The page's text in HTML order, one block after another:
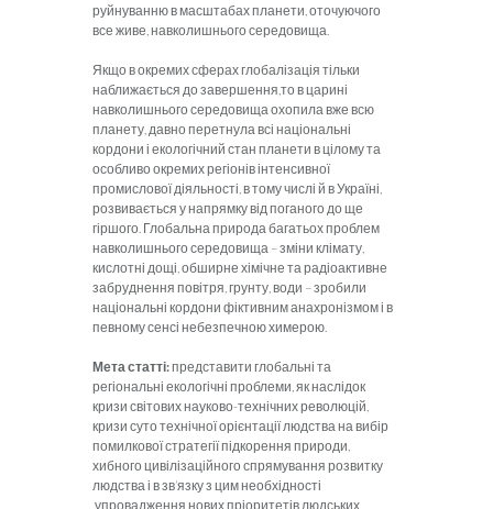
руйнуванню в масштабах планети, оточуючого
все живе, навколишнього середовища.
Якщо в окремих сферах глобалізація тільки
наближається до завершення,то в царині
навколишнього середовища охопила вже всю
планету, давно перетнула всі національні
кордони і екологічний стан планети в цілому та
особливо окремих регіонів інтенсивної
промислової діяльності, в тому числі й в Україні,
розвивається у напрямку від поганого до ще
гіршого. Глобальна природа багатьох проблем
навколишнього середовища – зміни клімату,
кислотні дощі, обширне хімічне та радіоактивне
забруднення повітря, грунту, води – зробили
національні кордони фіктивним анахронізмом і в
певному сенсі небезпечною химерою.
Мета статті:представити глобальні та
регіональні екологічні проблеми, як наслідок
кризи світових науково-технічних революцій,
кризи суто технічної орієнтації людства на вибір
помилкової стратегії підкорення природи,
хибного цивілізаційного спрямування розвитку
людства і в зв’язку з цим необхідності
упровадження нових пріоритетів людських